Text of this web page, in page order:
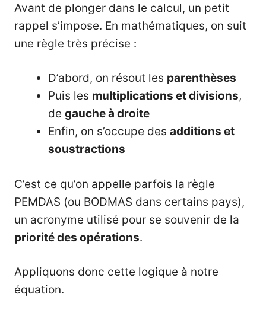
Avant de plonger dans le calcul, un petit
rappel s’impose. En mathématiques, on suit
une règle très précise :
D’abord, on résout les parenthèses
Puis les multiplications et divisions,
de gauche à droite
Enfin, on s’occupe des additions et
soustractions
C’est ce qu’on appelle parfois la règle
PEMDAS (ou BODMAS dans certains pays),
un acronyme utilisé pour se souvenir de la
priorité des opérations.
Appliquons donc cette logique à notre
équation.